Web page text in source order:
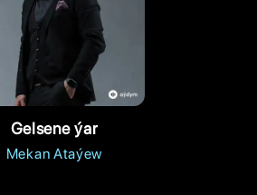
Gelsene ýar
Mekan Ataýew